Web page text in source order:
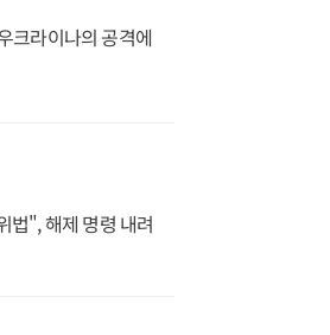
크라이나의 공격에
법", 해제 명령 내려